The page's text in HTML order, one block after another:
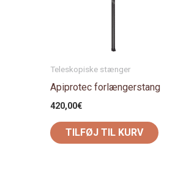
Teleskopiske stænger
Apiprotec forlængerstang
420,00€
TILFØJ TIL KURV